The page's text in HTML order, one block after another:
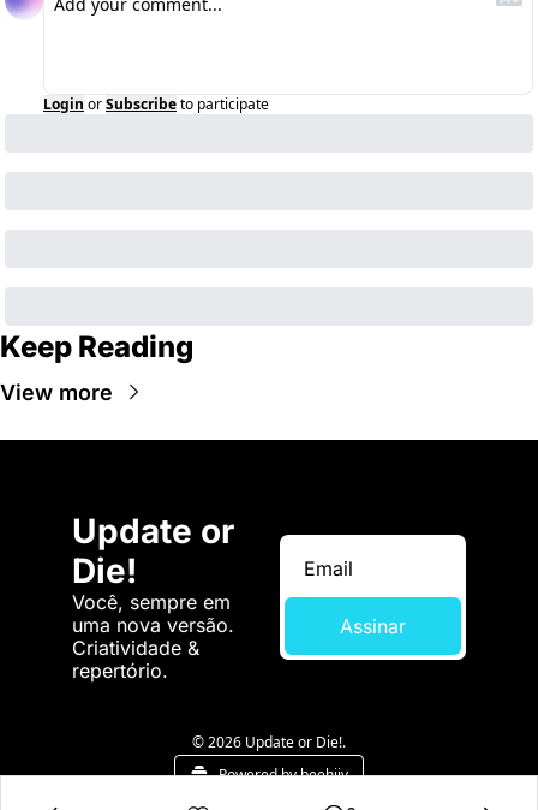
Login orSubscribeto participate
Keep Reading
View more
Update or
Die!
Você, sempre em
uma nova versão.
Criatividade &
repertório.
Assinar
© 2026 Update or Die!.
Powered by beehiiv